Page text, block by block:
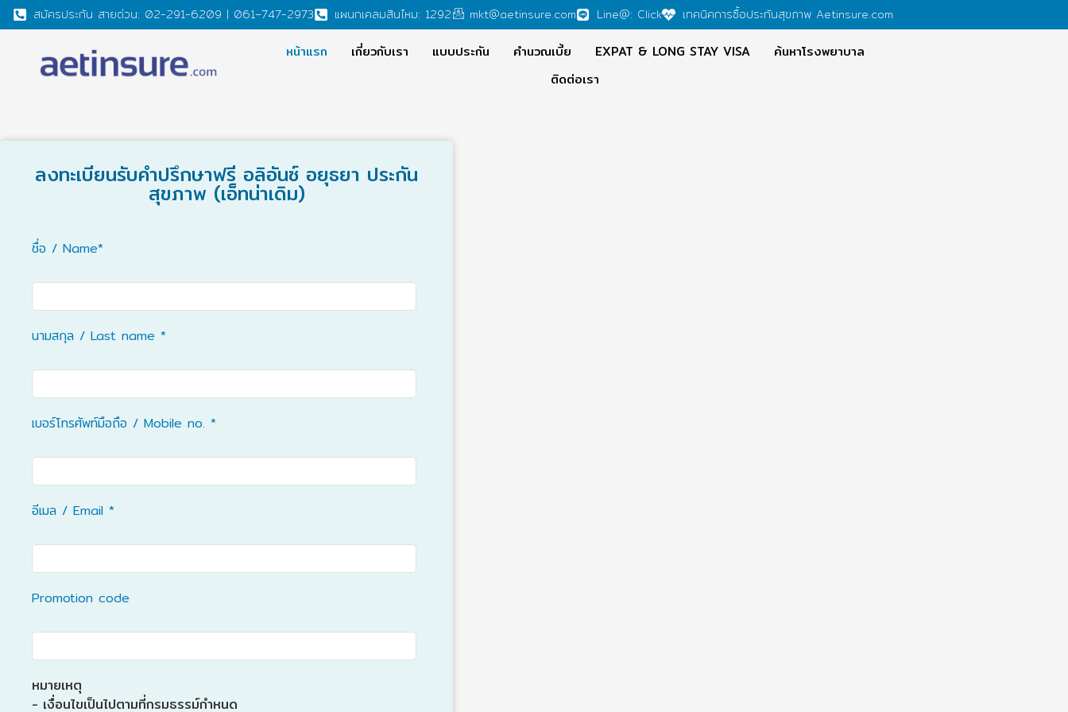
สมัครประกัน สายด่วน: 02-291-6209 | 061–747-2973 แผนกเคลมสินไหม: 1292 mkt@aetinsure.com Line@: Click เทคนิคการซื้อประกันสุขภาพ Aetinsure.com
หน้าแรก เกี่ยวกับเรา แบบประกัน คำนวณเบี้ย EXPAT & LONG STAY VISA
ค้นหาโรงพยาบาล
ติดต่อเรา
ลงทะเบียนรับคำปรึกษาฟรี อลิอันซ์ อยุธยา ประกัน
สุขภาพ (เอ็ทน่าเดิม)
ชื่อ / Name*
นามสกุล / Last name *
เบอร์โทรศัพท์มือถือ / Mobile no. *
อีเมล / Email *
Promotion code
หมายเหตุ
- เงื่อนไขเป็นไปตามที่กรมธรรม์กำหนด